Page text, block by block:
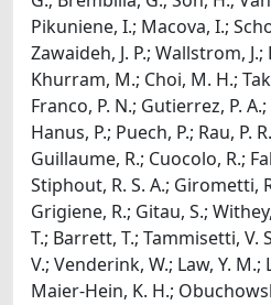
Pikuniene, I.; Macova, I.;
Zawaideh, J. P.; Wallstrom,
Khurram, M.; Choi, M. H.;
Franco, P. N.; Gutierrez, P.
Hanus, P.; Puech, P.; Rau, P.
Guillaume, R.; Cuocolo, R.;
Stiphout, R. S. A.; Girometti,
Grigiene, R.; Gitau, S.;
T.; Barrett, T.; Tammisetti, V.
V.; Venderink, W.; Law, Y. M.;
Maier-Hein, K. H.;